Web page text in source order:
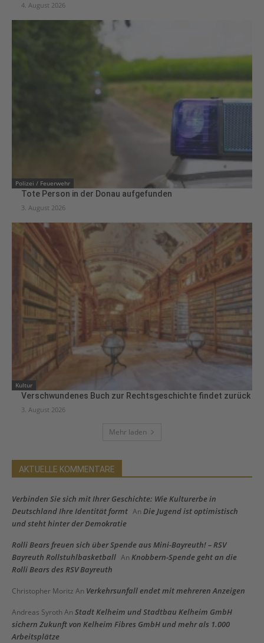
4. August 2026
Polizei / Feuerwehr
Tote Person in der Donau aufgefunden
3. August 2026
Kultur
Verschwundenes Buch zur Rechtsgeschichte findet zurück
3. August 2026
Mehr laden
AKTUELLE KOMMENTARE
Verbinden Sie sich mit Ihrer Geschichte: Wie Kulturerbe in
Deutschland Ihre Identität formt An Die Jugend ist optimistisch
und steht hinter der Demokratie
Rolli Bears freuen sich über Spende aus Mini-Bayreuth! – RSV
Bayreuth Rollstuhlbasketball An Knobbern-Spende geht an die
Rolli Bears des RSV Bayreuth
Christopher Moritz An Verkehrsunfall endet mit mehreren Anzeigen
Andreas Syroth An Stadt Kelheim und Stadtbau Kelheim GmbH
sichern Zukunft von Kelheim Fibres GmbH und mehr als 1.000
Arbeitsplätze